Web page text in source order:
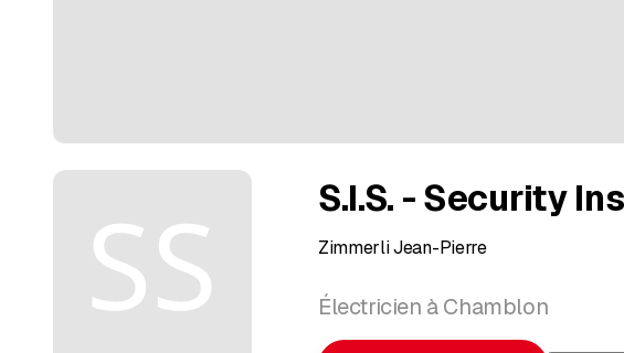
S.I.S. - Security
Zimmerli Jean-Pierre
Électricien à Chamblon